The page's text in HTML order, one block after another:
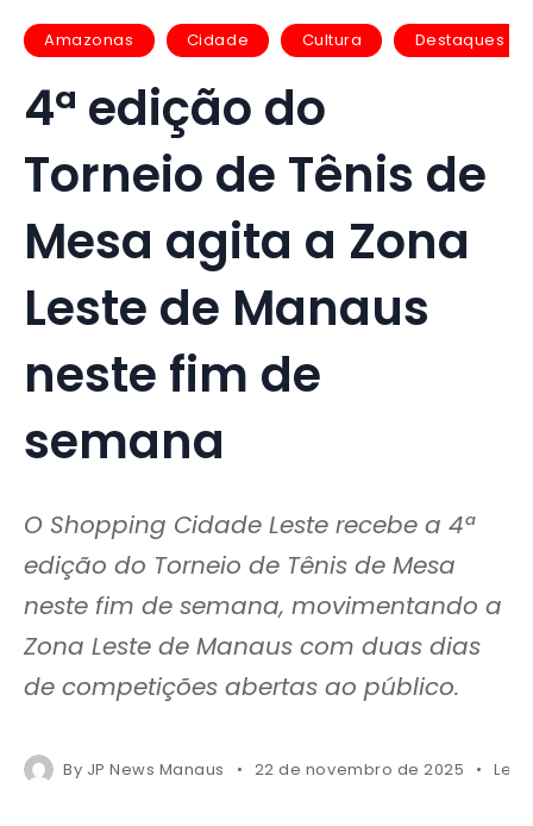
Amazonas Cidade Cultura Destaques
4ª edição do
Torneio de Tênis de
Mesa agita a Zona
Leste de Manaus
neste fim de
semana
O Shopping Cidade Leste recebe a 4ª
edição do Torneio de Tênis de Mesa
neste fim de semana, movimentando a
Zona Leste de Manaus com duas dias
de competições abertas ao público.
By JP News Manaus 22 de novembro de 2025